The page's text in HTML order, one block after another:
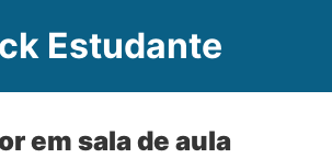
Estudante
em sala de aula